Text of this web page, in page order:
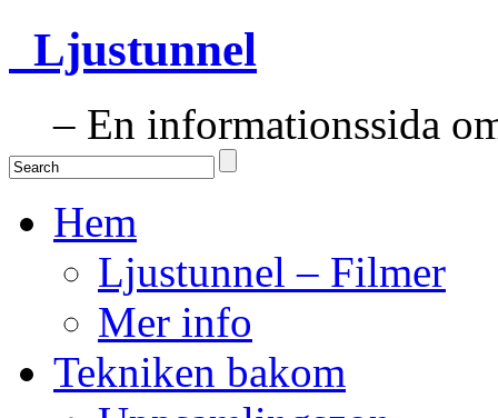
Ljustunnel
– En informationssida
Hem
Ljustunnel – Filmer
Mer info
Tekniken bakom